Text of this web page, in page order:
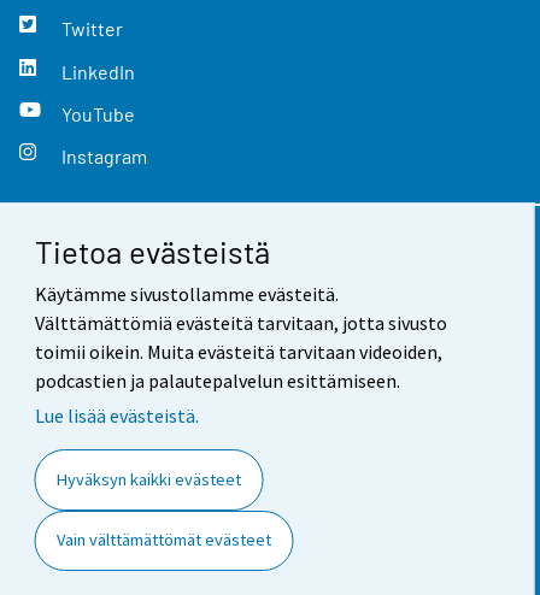
Tietoa evästeistä
Käytämme sivustollamme evästeitä.
Välttämättömiä evästeitä tarvitaan, jotta sivusto
toimii oikein. Muita evästeitä tarvitaan videoiden,
podcastien ja palautepalvelun esittämiseen.
Lue lisää evästeistä.
Hyväksyn kaikki evästeet
Vain välttämättömät evästeet
Twitter
LinkedIn
YouTube
Instagram
Yhteystiedot
Palaute
Käyttöehdot
Saavutettavuus
Tietoa sivustosta
Evästeasetukset